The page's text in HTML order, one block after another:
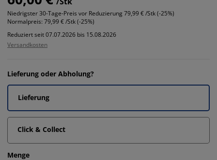
Niedrigster 30-Tage-Preis vor Reduzierung79,99 € /Stk (-25%)
Normalpreis: 79,99 € /Stk (-25%)
Reduziert seit 07.07.2026 bis 15.08.2026
Versandkosten
Lieferung oder Abholung?
Lieferung
Click & Collect
Menge